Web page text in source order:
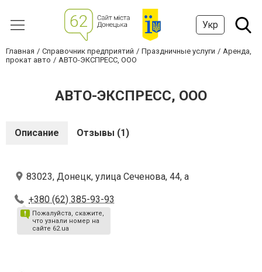
Укр
Главная Справочник предприятий Праздничные услуги
Аренда,
прокат авто
АВТО-ЭКСПРЕСС, ООО
АВТО-ЭКСПРЕСС, ООО
Описание Отзывы (1)
83023, Донецк, улица Сеченова, 44, а
+380 (62) 385-93-93
Пожалуйста, скажите,
что узнали номер на
сайте 62.ua